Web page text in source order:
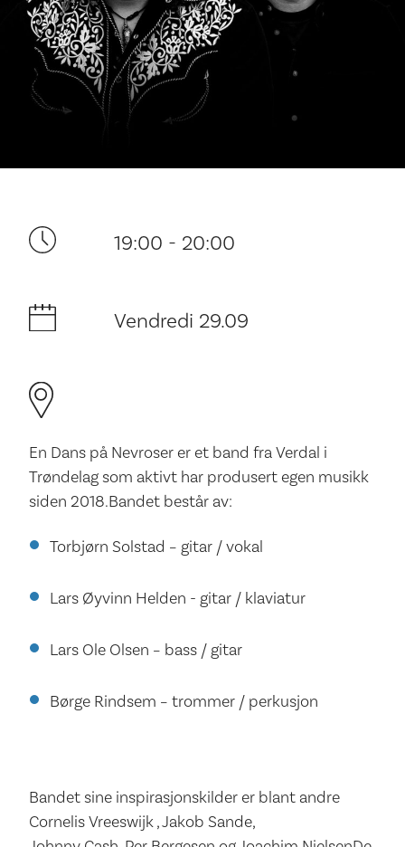
Ditt besøk
Musikk
Historie og arkitektur
19:00 - 20:00
Vendredi 29.09
En Dans på Nevroser er et band fra Verdal i
Trøndelag som aktivt har produsert egen musikk
siden 2018.Bandet består av:
Torbjørn Solstad – gitar / vokal
Lars Øyvinn Helden - gitar / klaviatur
Lars Ole Olsen – bass / gitar
Børge Rindsem – trommer / perkusjon
Bandet sine inspirasjonskilder er blant andre
Cornelis Vreeswijk , Jakob Sande,